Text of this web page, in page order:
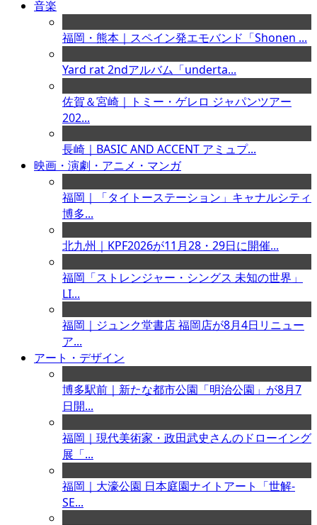
音楽
福岡・熊本｜スペイン発エモバンド「Shonen ...
Yard rat 2ndアルバム「underta...
佐賀＆宮崎｜トミー・ゲレロ ジャパンツアー
202...
長崎｜BASIC AND ACCENT アミュプ...
映画・演劇・アニメ・マンガ
福岡｜「タイトーステーション」キャナルシティ
博多...
北九州｜KPF2026が11月28・29日に開催...
福岡「ストレンジャー・シングス 未知の世界」
LI...
福岡｜ジュンク堂書店 福岡店が8月4日リニュー
ア...
アート・デザイン
博多駅前｜新たな都市公園「明治公園」が8月7
日開...
福岡｜現代美術家・政田武史さんのドローイング
展「...
福岡｜大濠公園 日本庭園ナイトアート「世解-
SE...